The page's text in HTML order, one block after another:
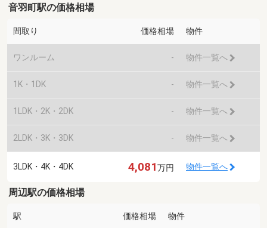
音羽町駅の価格相場
間取り 価格相場 物件
ワンルーム - 物件一覧へ
1K・1DK - 物件一覧へ
1LDK・2K・2DK - 物件一覧へ
2LDK・3K・3DK - 物件一覧へ
3LDK・4K・4DK 4,081万円 物件一覧へ
周辺駅の価格相場
駅 価格相場 物件